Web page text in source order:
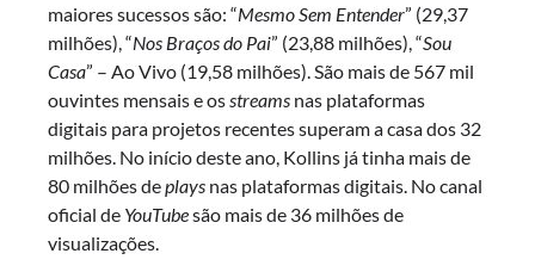
maiores sucessos são: “Mesmo Sem Entender” (29,37
milhões), “Nos Braços do Pai” (23,88 milhões), “Sou
Casa” – Ao Vivo (19,58 milhões). São mais de 567 mil
ouvintes mensais e osstreams nas plataformas
digitais para projetos recentes superam a casa dos 32
milhões. No início deste ano, Kollins já tinha mais de
80 milhões deplays nas plataformas digitais. No canal
oficial de YouTubesão mais de 36 milhões de
visualizações.